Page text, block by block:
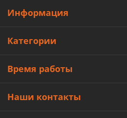
Информация
Категории
Время работы
Наши контакты